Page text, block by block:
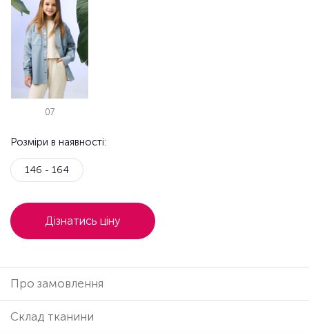
07
Розміри в наявності:
146 - 164
Дізнатись ціну
Про замовлення
Cклад тканини